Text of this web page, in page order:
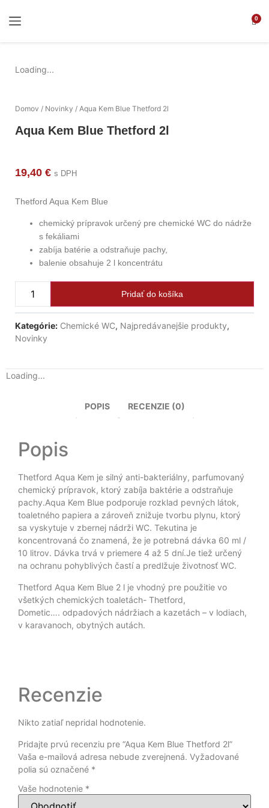
0
Loading...
Domov / Novinky / Aqua Kem Blue Thetford 2l
Aqua Kem Blue Thetford 2l
19,40 € s DPH
Thetford Aqua Kem Blue
chemický prípravok určený pre chemické WC do nádrže
s fekáliami
zabíja batérie a odstraňuje pachy,
balenie obsahuje 2 l koncentrátu
Pridať do košíka
Kategórie: Chemické WC, Najpredávanejšie produkty,
Novinky
Loading...
POPIS RECENZIE (0)
Popis
Thetford Aqua Kem je silný anti-bakteriálny, parfumovaný
chemický prípravok, ktorý zabíja baktérie a odstraňuje
pachy.Aqua Kem Blue podporuje rozklad pevných látok,
toaletného papiera a zároveň znižuje tvorbu plynu, ktorý
sa vyskytuje v zbernej nádrži WC. Tekutina je
koncentrovaná čo znamená, že je potrebná dávka 60 ml /
10 litrov. Dávka trvá v priemere 4 až 5 dní.Je tiež určený
na ochranu pohyblivých častí a predlžuje životnosť WC.
Thetford Aqua Kem Blue 2 l je vhodný pre použitie vo
všetkých chemických toaletách- Thetford,
Dometic…. odpadových nádržiach a kazetách – v lodiach,
v karavanoch, obytných autách.
Recenzie
Nikto zatiaľ nepridal hodnotenie.
Pridajte prvú recenziu pre “Aqua Kem Blue Thetford 2l”
Vaša e-mailová adresa nebude zverejnená. Vyžadované
polia sú označené *
Vaše hodnotenie *